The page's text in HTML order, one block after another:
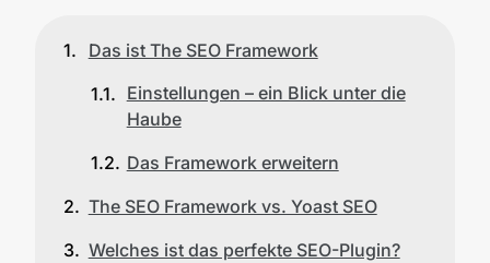
Das ist The SEO Framework
Einstellungen – ein Blick unter die
Haube
Das Framework erweitern
The SEO Framework vs. Yoast SEO
Welches ist das perfekte SEO-Plugin?